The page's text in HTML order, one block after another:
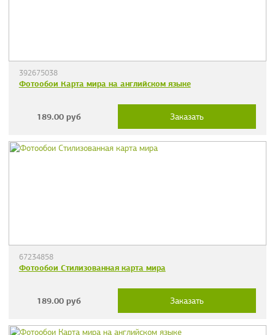
392675038
Фотообои Карта мира на английском языке
189.00 руб Заказать
67234858
Фотообои Стилизованная карта мира
189.00 руб Заказать